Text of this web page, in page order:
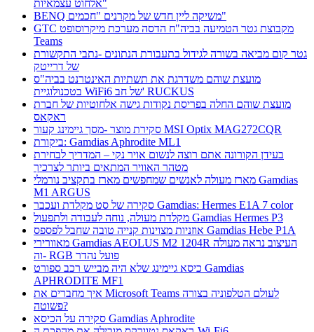
אלחוט עצמאיות"
BENQ משיקה ליין חדש של מקרנים "חכמים"
GTC מקבוצת גטר הטמיעה בביה"ח הדסה מערכת מיקרוסופט
Teams
גטר קום מביאה בשורה לגידול בתעבורת הנתונים -נתבי התקשורת
של דרייטק
מועצת שוהם משדרגת את תשתיות האינטרנט בביה"ס
בטכנולוגיית WiFi6 של חב' RUCKUS
מועצת שוהם החלה בפריסת נקודות גישה אלחוטיות של חברת
ראקאס
סקירת מוצר -מסך גיימינג קעור MSI Optix MAG272CQR
ביקורת: Gamdias Aphrodite ML1
בעידן הקורונה אתם רוצה לנשום אויר נקי – המדריך לבחירת
מטהר האוויר המתאים ביותר לצרכיך
מארז מעולה לאנשים שמחפשים מארז בתקציב נורמלי Gamdias
M1 ARGUS
סקירה של סט מקלדת ועכבר Gamdias: Hermes E1A 7 color
מקלדת מעולה, נוחה לעבודה ולתפעול Gamdias Hermes P3
אוזניות מצוינות קנייה טובה שחבל לפספס Gamdias Hebe P1A
מאוורירי Gamdias AEOLUS M2 1204R העיצוב נראה מעולה
וה- RGB פועל נהדר
כיסא גיימינג שלא היה מבייש רכב ספורט Gamdias
APHRODITE MF1
איך מחברים את Microsoft Teams לעולם הטלפוניה בצורה
פשוטה?
סקירה על הכיסא Gamdias Aphrodite